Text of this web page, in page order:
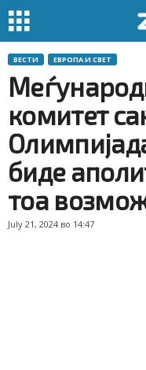
ВЕСТИ ЕВРОПА И СВЕТ
комитет
биде
тоа
July 21, 2024 во 14:47